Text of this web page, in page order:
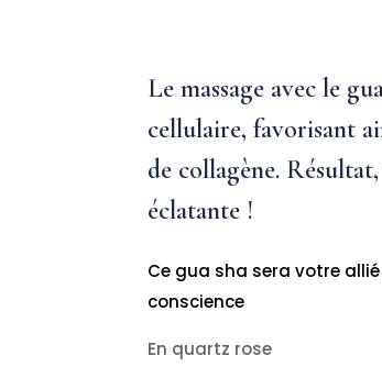
Le massage avec le
cellulaire, favorisant
de collagène.
éclatante !
Ce gua sha sera votre
conscience
En quartz rose